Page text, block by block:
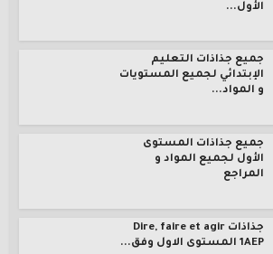
الأول...
جميع جذاذات التعليم
الإبتدائي لجميع المستويات
و المواد...
جميع جذاذات المستوى
الأول لجميع المواد و
المراجع
جذاذات Dire, faire et agir
1AEP المستوى الاول وفق...